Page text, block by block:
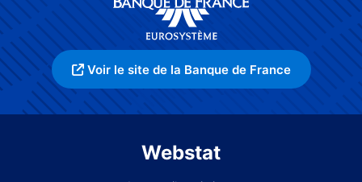
Voir le site de la Banque de France
Webstat